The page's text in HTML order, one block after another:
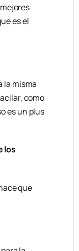
es el
la misma
como
es un plus
los
que